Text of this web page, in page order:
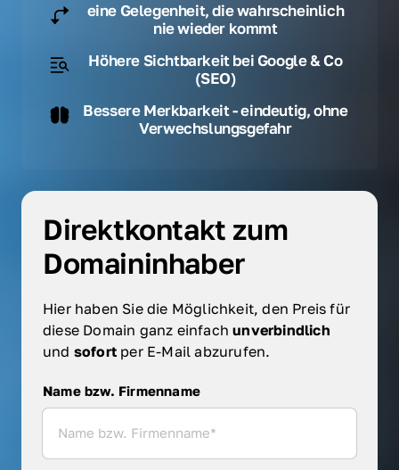
eine Gelegenheit, die wahrscheinlich
nie wieder kommt
Höhere Sichtbarkeit bei Google & Co
(SEO)
Bessere Merkbarkeit - eindeutig, ohne
Verwechslungsgefahr
Direktkontakt zum
Domaininhaber
Hier haben Sie die Möglichkeit, den Preis für
diese Domain ganz einfach
und sofort per E-Mail abzurufen.
Name bzw. Firmenname
Name bzw. Firmenname